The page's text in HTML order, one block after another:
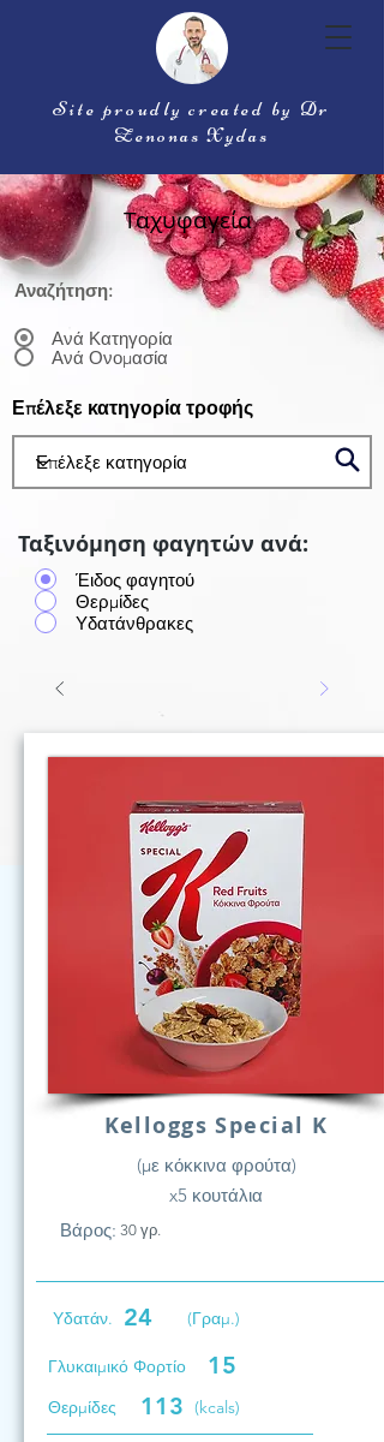
Site proudly created by Dr
Zenonas Xydas
Ταχυφαγεία
Αναζήτηση:
Ανά Κατηγορία
Ανά Ονομασία
Επέλεξε κατηγορία τροφής
Ταξινόμηση φαγητών ανά:
Έιδος φαγητού
Θερμίδες
Υδατάνθρακες
Kelloggs Special K
(με κόκκινα φρούτα)
x5 κουτάλια
Βάρος: 30 γρ.
Υδατάν. 24 (Γραμ.)
Γλυκαιμικό Φορτίο 15
Θερμίδες 113 (kcals)